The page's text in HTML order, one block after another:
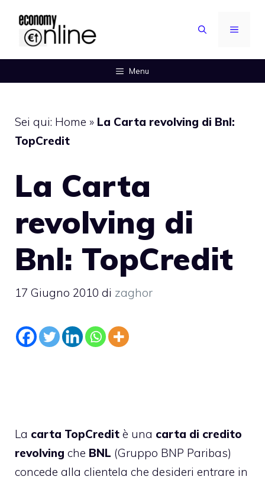
contenuto
MENU
Menu
Sei qui: Home » La Carta revolving di Bnl:
TopCredit
La Carta
revolving di
Bnl: TopCredit
17 Giugno 2010 di zaghor
La carta TopCredit è una carta di credito
revolving che BNL (Gruppo BNP Paribas)
concede alla clientela che desideri entrare in